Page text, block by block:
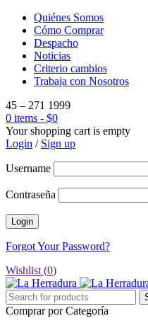
Quiénes Somos
Cómo Comprar
Despacho
Noticias
Criterio cambios
Trabaja con Nosotros
45 – 271 1999
0 items - $0
Your shopping cart is empty
Login / Sign up
Username
Contraseña
Forgot Your Password?
Wishlist (0)
Comprar por Categoría